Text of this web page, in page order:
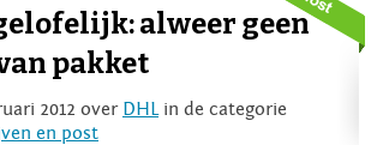
alweer geen
pakket
2012 over DHL in de categorie
en post